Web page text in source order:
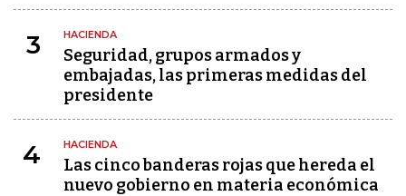
3 HACIENDA
Seguridad, grupos armados y
embajadas, las primeras medidas del
presidente
4 HACIENDA
Las cinco banderas rojas que hereda el
nuevo gobierno en materia económica